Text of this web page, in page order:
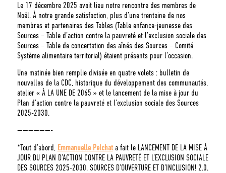
Le 17 décembre 2025 avait lieu notre rencontre des membres de
Noël. À notre grande satisfaction, plus d’une trentaine de nos
membres et partenaires des Tables (Table enfance-jeunesse des
Sources – Table d’action contre la pauvreté et l’exclusion sociale des
Sources – Table de concertation des aînés des Sources – Comité
Système alimentaire territorial) étaient présents pour l’occasion.
Une matinée bien remplie divisée en quatre volets : bulletin de
nouvelles de la CDC, historique du développement des communautés,
atelier « À LA UNE DE 2065 » et le lancement de la mise à jour du
Plan d’action contre la pauvreté et l’exclusion sociale des Sources
2025-2030.
——————-
*Tout d’abord, Emmanuelle Pelchata fait le LANCEMENT DE LA MISE À
JOUR DU PLAN D’ACTION CONTRE LA PAUVRETÉ ET L’EXCLUSION SOCIALE
DES SOURCES 2025-2030. SOURCES D’OUVERTURE ET D’INCLUSION! 2.0.